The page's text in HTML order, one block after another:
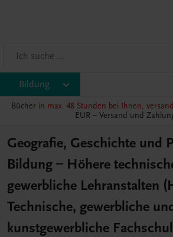
Bildung
Bücher in max. 48 Stunden bei Ihnen,
EUR – Versand und
Geografie, Geschichte und
Bildung – Höhere
gewerbliche Lehranstalten
Technische, gewerbliche
kunstgewerbliche